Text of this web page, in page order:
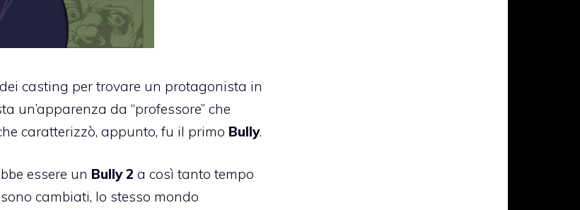
casting per trovare un protagonista in
un’apparenza da “professore” che
caratterizzò, appunto, fu il primo Bully.
essere un Bully 2 a così tanto tempo
cambiati, lo stesso mondo